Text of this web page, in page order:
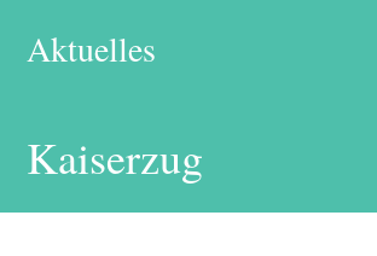
Aktuelles
Kaiserzug